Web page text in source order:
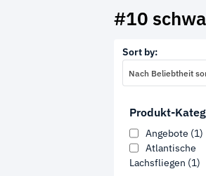
#10
Sort by:
Nach Beliebtheit
Produkt-
Angebote (1)
Atlantische
Lachsfliegen (1)